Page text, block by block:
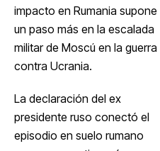
impacto en Rumania supone
un paso más en la escalada
militar de Moscú en la guerra
contra Ucrania.
La declaración del ex
presidente ruso conectó el
episodio en suelo rumano